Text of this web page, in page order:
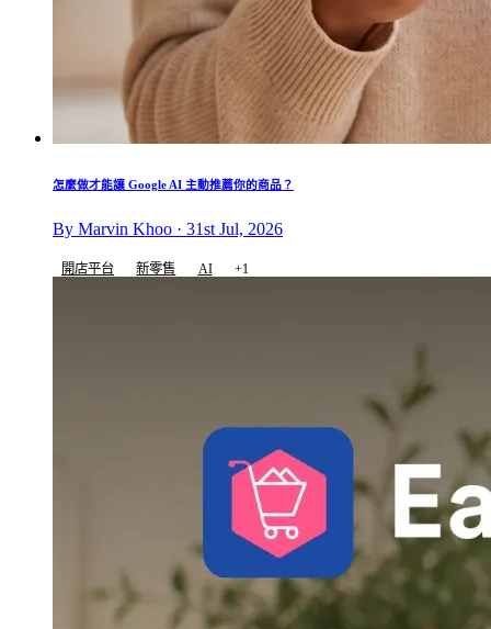
怎麼做才能讓 Google AI 主動推薦你的商品？
By Marvin Khoo · 31st Jul, 2026
開店平台 新零售 AI +1